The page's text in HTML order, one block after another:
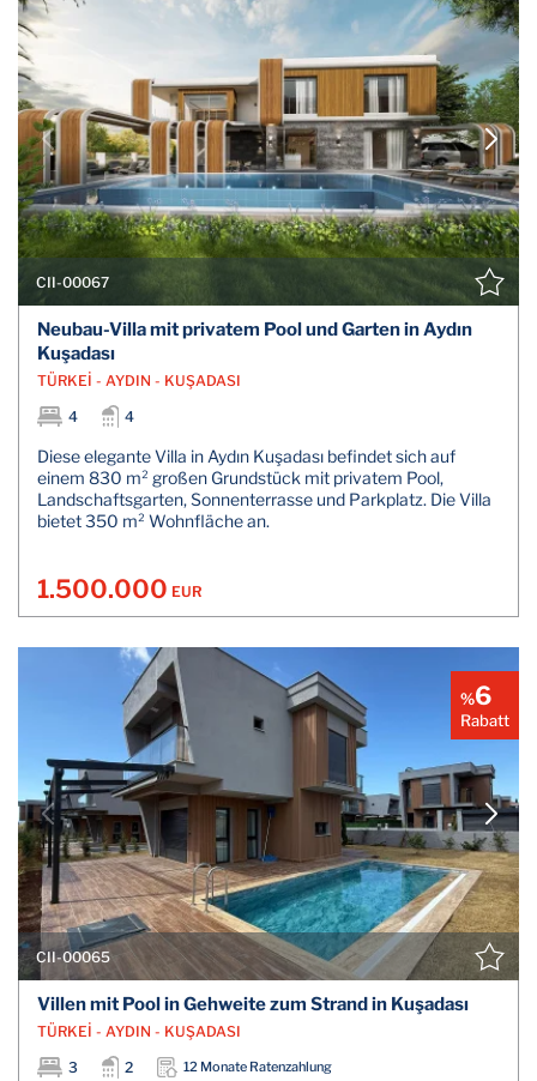
CII-00067
Neubau-Villa mit privatem Pool und Garten in Aydın
Kuşadası
TÜRKEİ - AYDIN - KUŞADASI
4
4
Diese elegante Villa in Aydın Kuşadası befindet sich auf
einem 830 m² großen Grundstück mit privatem Pool,
Landschaftsgarten, Sonnenterrasse und Parkplatz. Die Villa
bietet 350 m² Wohnfläche an.
1.500.000 EUR
%6
Rabatt
CII-00065
Villen mit Pool in Gehweite zum Strand in Kuşadası
TÜRKEİ - AYDIN - KUŞADASI
3
2 12 Monate Ratenzahlung